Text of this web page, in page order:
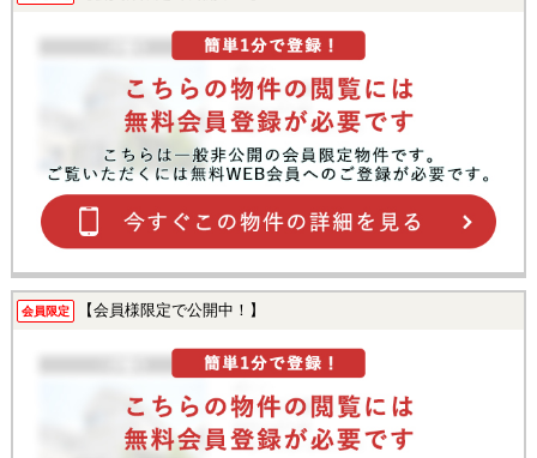
会員限定 【会員様限定で公開中！】